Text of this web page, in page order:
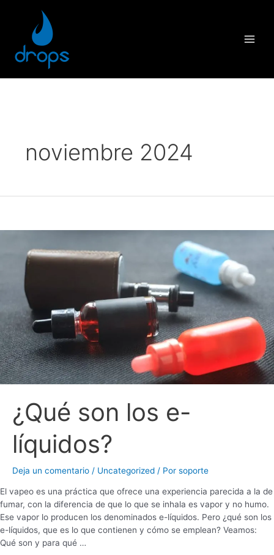
noviembre 2024
¿Qué son los e-
líquidos?
Deja un comentario / Uncategorized / Por soporte
El vapeo es una práctica que ofrece una experiencia parecida a la de
fumar, con la diferencia de que lo que se inhala es vapor y no humo.
Ese vapor lo producen los denominados e-líquidos. Pero ¿qué son los
e-líquidos, que es lo que contienen y cómo se emplean? Veamos:
Qué son y para qué …